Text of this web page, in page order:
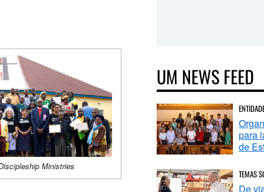
Ministries
UM NEWS FEED
para
de
TEMAS
De